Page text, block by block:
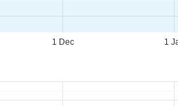
1 Dec 1